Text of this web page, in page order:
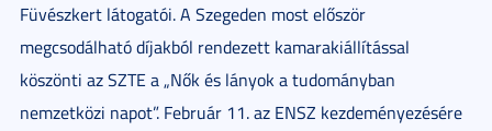
Füvészkert látogatói. A Szegeden most először
megcsodálható díjakból rendezett kamarakiállítással
köszönti az SZTE a „Nők és lányok a tudományban
nemzetközi napot”. Február 11. az ENSZ kezdeményezésére